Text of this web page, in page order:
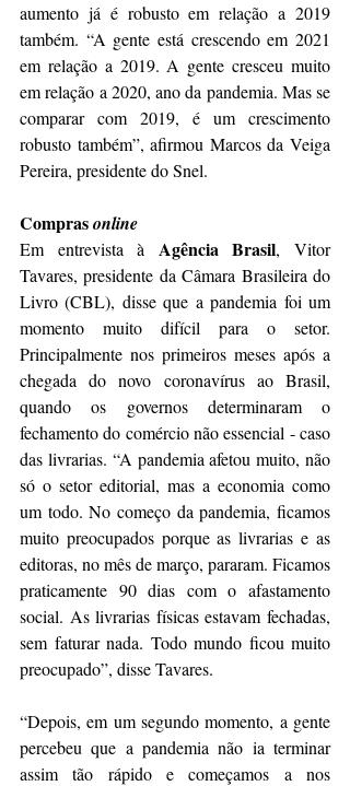
aumento já é robusto em relação a 2019
também. “A gente está crescendo em 2021
em relação a 2019. A gente cresceu muito
em relação a 2020, ano da pandemia. Mas se
comparar com 2019, é um crescimento
robusto também”, afirmou Marcos da Veiga
Pereira, presidente do Snel.
Compras online
Em entrevista à Agência Brasil, Vitor
Tavares, presidente da Câmara Brasileira do
Livro (CBL), disse que a pandemia foi um
momento muito difícil para o setor.
Principalmente nos primeiros meses após a
chegada do novo coronavírus ao Brasil,
quando os governos determinaram o
fechamento do comércio não essencial - caso
das livrarias. “A pandemia afetou muito, não
só o setor editorial, mas a economia como
um todo. No começo da pandemia, ficamos
muito preocupados porque as livrarias e as
editoras, no mês de março, pararam. Ficamos
praticamente 90 dias com o afastamento
social. As livrarias físicas estavam fechadas,
sem faturar nada. Todo mundo ficou muito
preocupado”, disse Tavares.
“Depois, em um segundo momento, a gente
percebeu que a pandemia não ia terminar
assim tão rápido e começamos a nos